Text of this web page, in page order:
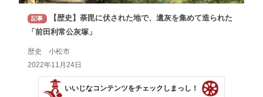
記事
【歴史】荼毘に伏された地で、遺灰を集めて造られた
「前田利常公灰塚」
歴史 小松市
2022年11月24日
いいじなコンテンツをチェックしまっし！